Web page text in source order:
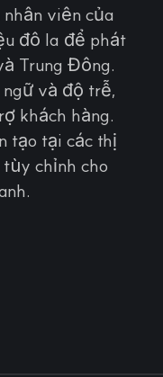
viên của
đô la để phát
Trung Đông.
và độ trễ,
khách hàng.
tạo tại các thị
chỉnh cho